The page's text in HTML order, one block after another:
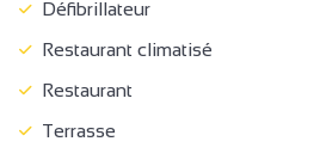
Défibrillateur
Restaurant climatisé
Restaurant
Terrasse